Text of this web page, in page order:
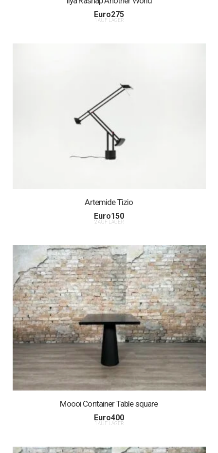
Euro275
1 AUF LAGER
Artemide Tizio
Euro150
2 AUF LAGER
Moooi Container Table square
Euro400
1 AUF LAGER